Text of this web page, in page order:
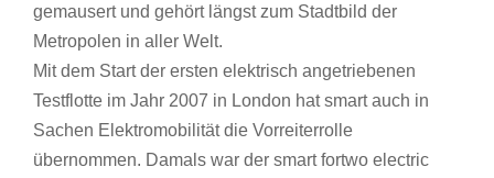
gemausert und gehört längst zum Stadtbild der
Metropolen in aller Welt.
Mit dem Start der ersten elektrisch angetriebenen
Testflotte im Jahr 2007 in London hat smart auch in
Sachen Elektromobilität die Vorreiterrolle
übernommen. Damals war der smart fortwo electric